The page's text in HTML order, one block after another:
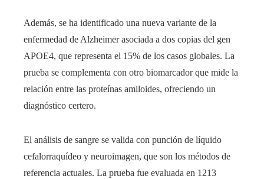
Además, se ha identificado una nueva variante de la
enfermedad de Alzheimer asociada a dos copias del gen
APOE4, que representa el 15% de los casos globales. La
prueba se complementa con otro biomarcador que mide la
relación entre las proteínas amiloides, ofreciendo un
diagnóstico certero.
El análisis de sangre se valida con punción de líquido
cefalorraquídeo y neuroimagen, que son los métodos de
referencia actuales. La prueba fue evaluada en 1213